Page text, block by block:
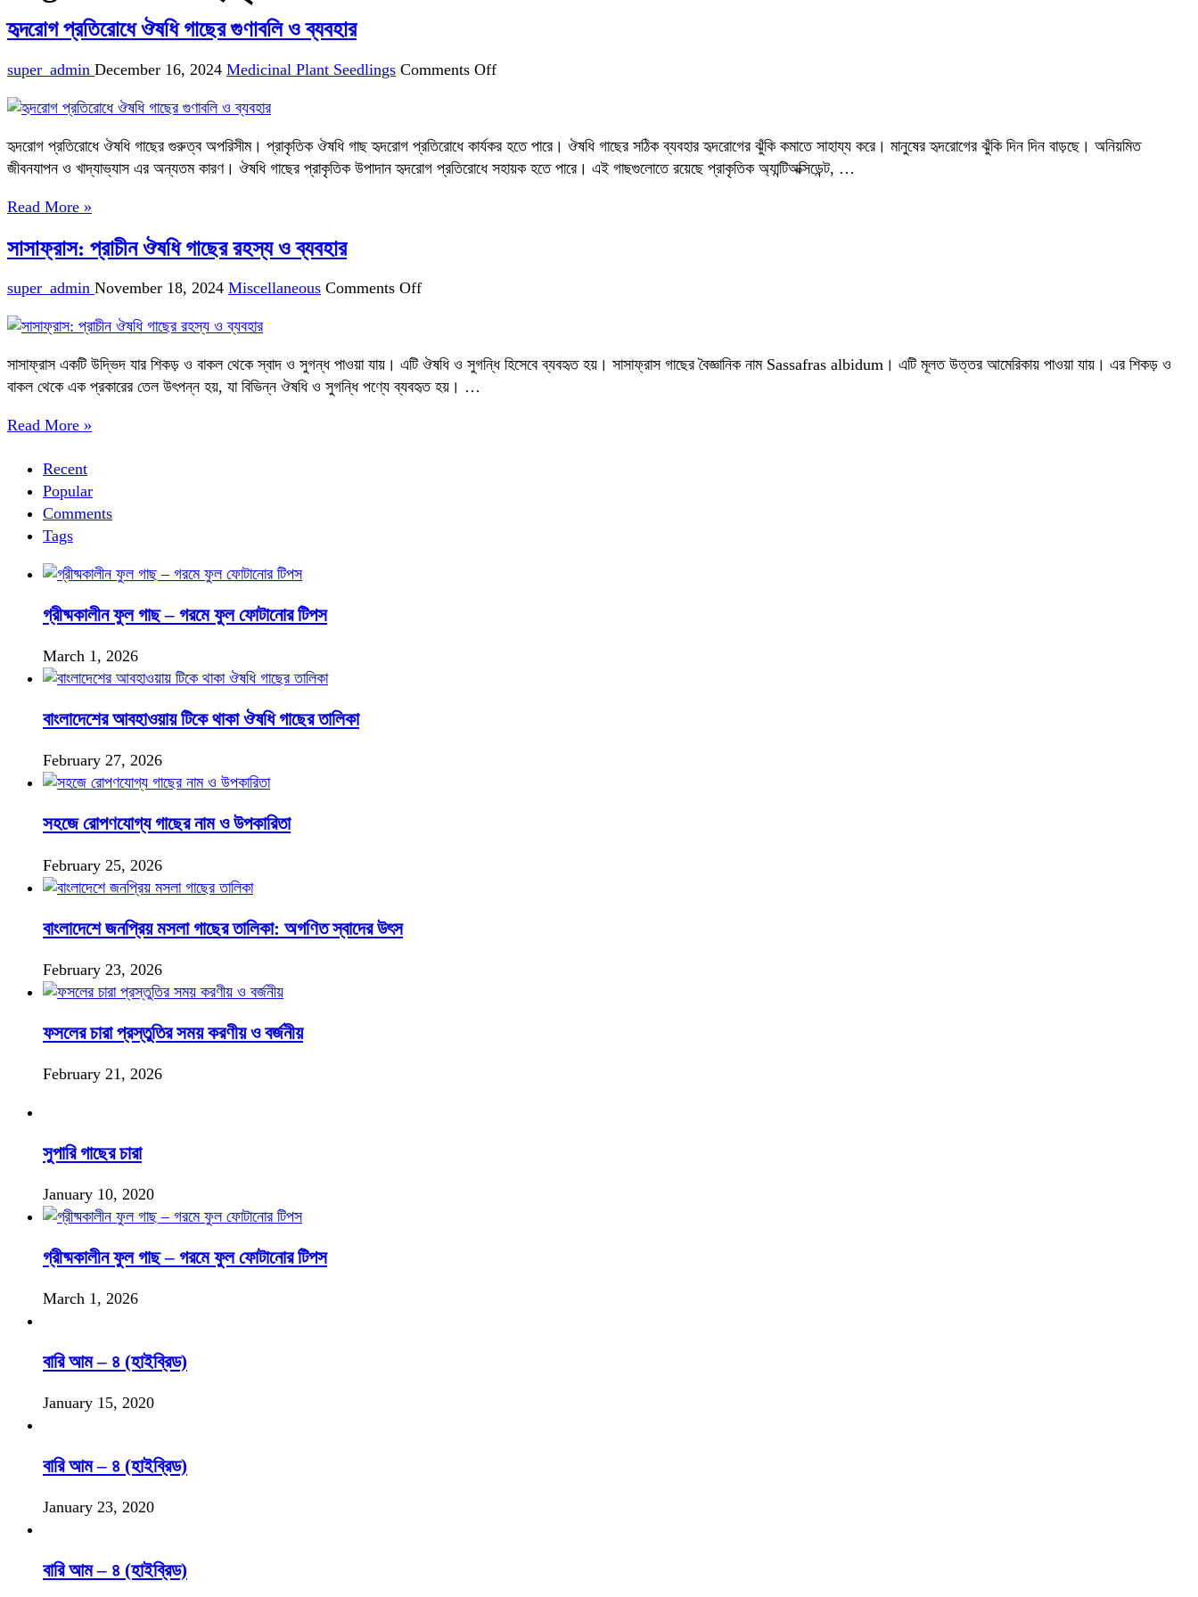
হৃদরোগ প্রতিরোধে ঔষধি গাছের গুণাবলি ও ব্যবহার
super_admin December 16, 2024 Medicinal Plant Seedlings Comments Offon
গাছের
গুণাবলি
হৃদরোগ প্রতিরোধে ঔষধি গাছের গুরুত্ব অপরিসীম। প্রাকৃতিক ঔষধি গাছ হৃদরোগ প্রতিরোধে কার্যকর হতে পারে। ঔষধি গাছের সঠিক ব্যবহার হৃদরোগের ঝুঁকি কমাতে সাহায্য করে। মানুষের হৃদরোগের ঝুঁকি দিন দিন বাড়ছে। অনিয়মিত
জীবনযাপন ও খাদ্যাভ্যাস এর অন্যতম কারণ। ঔষধি গাছের প্রাকৃতিক উপাদান হৃদরোগ প্রতিরোধে সহায়ক হতে পারে। এই গাছগুলোতে রয়েছে প্রাকৃতিক অ্যান্টিঅক্সিডেন্ট, …
Read More »
সাসাফ্রাস: প্রাচীন ঔষধি গাছের রহস্য ও ব্যবহার
super_admin November 18, 2024 Miscellaneous Comments Offon
ঔষধি
রহস্য
সাসাফ্রাস একটি উদ্ভিদ যার শিকড় ও বাকল থেকে স্বাদ ও সুগন্ধ পাওয়া যায়। এটি ঔষধি ও সুগন্ধি হিসেবে ব্যবহৃত হয়। সাসাফ্রাস গাছের বৈজ্ঞানিক নাম Sassafras albidum। এটি মূলত উত্তর আমেরিকায় পাওয়া যায়। এর শিকড় ও
বাকল থেকে এক প্রকারের তেল উৎপন্ন হয়, যা বিভিন্ন ঔষধি ও সুগন্ধি পণ্যে ব্যবহৃত হয়। …
Read More »
Recent
Popular
Comments
Tags
গ্রীষ্মকালীন ফুল গাছ – গরমে ফুল ফোটানোর টিপস
March 1, 2026
বাংলাদেশের আবহাওয়ায় টিকে থাকা ঔষধি গাছের তালিকা
February 27, 2026
সহজে রোপণযোগ্য গাছের নাম ও উপকারিতা
February 25, 2026
বাংলাদেশে জনপ্রিয় মসলা গাছের তালিকা: অগণিত স্বাদের উৎস
February 23, 2026
ফসলের চারা প্রস্তুতির সময় করণীয় ও বর্জনীয়
February 21, 2026
সুপারি গাছের চারা
January 10, 2020
গ্রীষ্মকালীন ফুল গাছ – গরমে ফুল ফোটানোর টিপস
March 1, 2026
বারি আম – ৪ (হাইব্রিড)
January 15, 2020
বারি আম – ৪ (হাইব্রিড)
January 23, 2020
বারি আম – ৪ (হাইব্রিড)